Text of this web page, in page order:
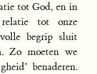
tot God, en in
tot onze
begrip sluit
Zo moeten we
benaderen.